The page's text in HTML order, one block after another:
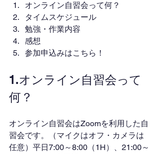
オンライン自習会って何？
タイムスケジュール
勉強・作業内容
感想
参加申込みはこちら！
1.オンライン自習会って
何？
オンライン自習会はZoomを利用した自
習会です。（マイクはオフ・カメラは
任意）平日7:00～8:00（1H）、21:00～